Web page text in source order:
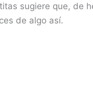
sugiere que, de
de algo así.